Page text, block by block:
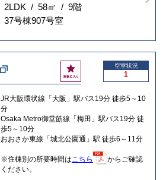
2LDK / 58㎡ / 9階
37号棟907号室
お
気
入
空室状況
1
JR大阪環状線「大阪」駅バス19分 徒歩5～10
分
Osaka Metro御堂筋線「梅田」駅バス19分 徒
歩5～10分
おおさか東線「城北公園通」駅 徒歩6～11分
※住棟別の所要時間はこちら
からご確認
ください。